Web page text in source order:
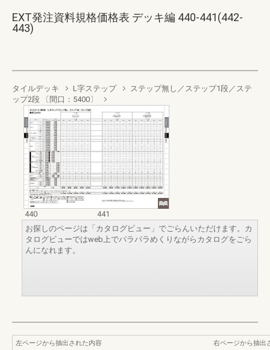
EXT発注資料規格価格表 デッキ編 440-441(442-
443)
タイルデッキ L字ステップ
ステップ無し／ステップ1段／ステ
ップ2段 〔間口：5400〕
440
441
お探しのページは「カタログビュー」でごらんいただけます。カ
タログビューではweb上でパラパラめくりながらカタログをごら
んになれます。
左ページから抽出された内容
右ページから抽出